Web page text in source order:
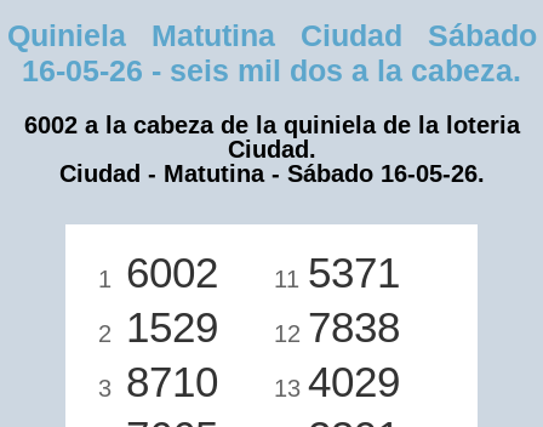
Quiniela Matutina Ciudad Sábado
16-05-26 - seis mil dos a la cabeza.
6002 a la cabeza de la quiniela de la loteria
Ciudad.
Ciudad - Matutina - Sábado 16-05-26.
1 6002
2 1529
3 8710
11 5371
12 7838
13 4029